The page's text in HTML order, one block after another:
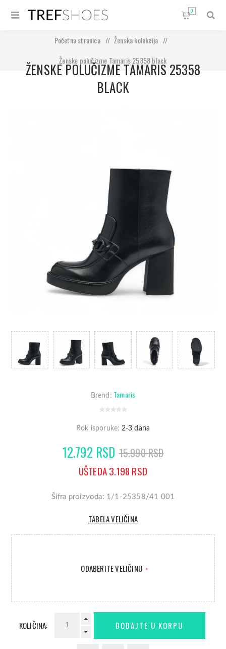
0
Početna stranica / Ženska kolekcija
/
Ženske polučizme Tamaris 25358 black
ŽENSKE POLUČIZME TAMARIS 25358
BLACK
Brend: Tamaris
Rok isporuke: 2-3 dana
12.792 RSD 15.990 RSD
UŠTEDA 3.198 RSD
Šifra proizvoda: 1/1-25358/41 001
TABELA VELIČINA
ODABERITE VELIČINU *
KOLIČINA: